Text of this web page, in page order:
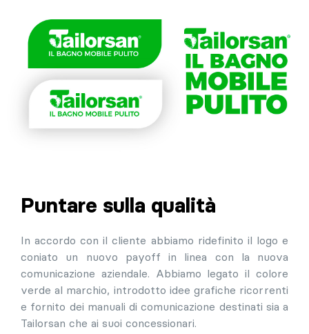
Puntare sulla qualità
In accordo con il cliente abbiamo ridefinito il logo e
coniato un nuovo payoff in linea con la nuova
comunicazione aziendale. Abbiamo legato il colore
verde al marchio, introdotto idee grafiche ricorrenti
e fornito dei manuali di comunicazione destinati sia a
Tailorsan che ai suoi concessionari.